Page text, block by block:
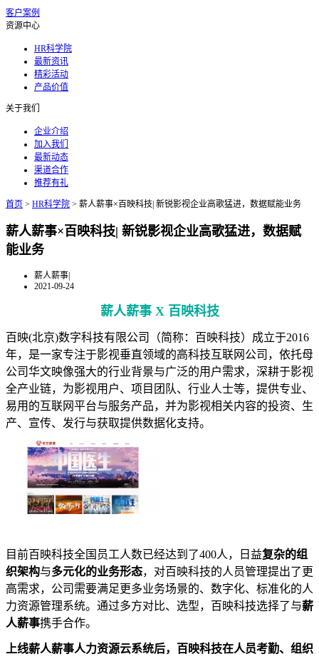
客户案例
资源中心
HR科学院
最新资讯
精彩活动
产品价值
关于我们
企业介绍
加入我们
最新动态
渠道合作
推荐有礼
首页 > HR科学院 > 薪人薪事×百映科技| 新锐影视企业高歌猛进，数据赋能业务
薪人薪事×百映科技| 新锐影视企业高歌猛进，数据赋
能业务
薪人薪事|
2021-09-24
薪人薪事 X 百映科技
百映(北京)数字科技有限公司（简称：百映科技）成立于2016
年，是一家专注于影视垂直领域的高科技互联网公司，依托母
公司华文映像强大的行业背景与广泛的用户需求，深耕于影视
全产业链，为影视用户、项目团队、行业人士等，提供专业、
易用的互联网平台与服务产品，并为影视相关内容的投资、生
产、宣传、发行与获取提供数据化支持。
目前百映科技全国员工人数已经达到了400人，日益复杂的组
织架构与多元化的业务形态，对百映科技的人员管理提出了更
高需求，公司需要满足更多业务场景的、数字化、标准化的人
力资源管理系统。通过多方对比、选型，百映科技选择了与薪
人薪事携手合作。
上线薪人薪事人力资源云系统后，百映科技在人员考勤、组织